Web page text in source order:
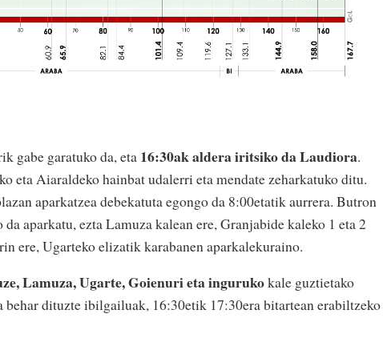
gabe garatuko da, eta 16:30ak aldera iritsiko da Laudiora.
eta Aiaraldeko hainbat udalerri eta mendate zeharkatuko ditu.
aparkatzea debekatuta egongo da 8:00etatik aurrera. Butron
aparkatu, ezta Lamuza kalean ere, Granjabide kaleko 1 eta 2
ere, Ugarteko elizatik karabanen aparkalekuraino.
Lamuza, Ugarte, Goienuri eta ingurukokale guztietako
dituzte ibilgailuak, 16:30etik 17:30era bitartean erabiltzeko